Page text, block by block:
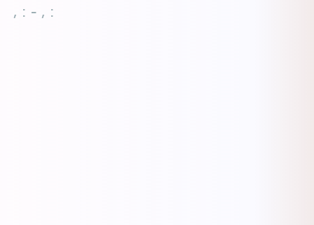
, : - , :